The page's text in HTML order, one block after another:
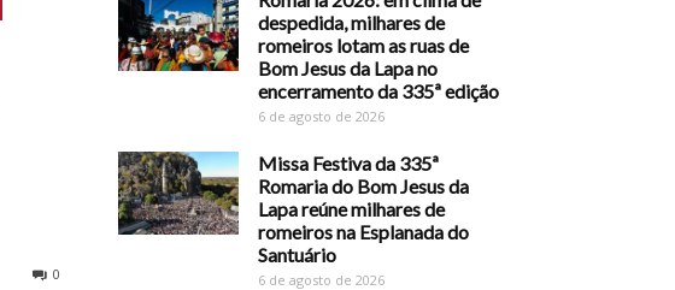
0
despedida, milhares de
romeiros lotam as ruas de
Bom Jesus da Lapa no
encerramento da 335ª edição
6 de agosto de 2026
Missa Festiva da 335ª
Romaria do Bom Jesus da
Lapa reúne milhares de
romeiros na Esplanada do
Santuário
6 de agosto de 2026